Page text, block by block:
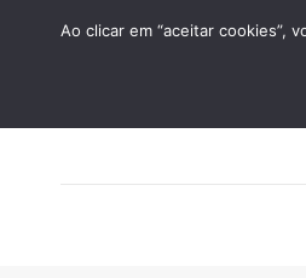
HOME QUEM SOMOS
Ao clicar em “aceitar cookies”,